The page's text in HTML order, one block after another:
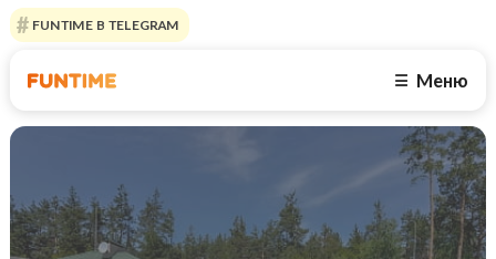
FUNTIME В TELEGRAM
☰ Меню